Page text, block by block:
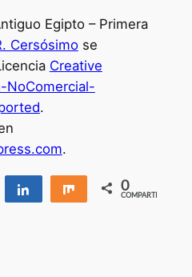
Egipto – Primera
Cersósimose
Creative
NoComercial-
.
.
Compartir Compartir
0
COMPARTIR